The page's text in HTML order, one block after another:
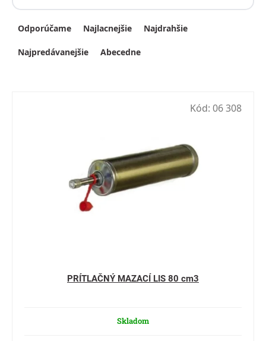
Radenie produktov
Odporúčame Najlacnejšie Najdrahšie
Najpredávanejšie Abecedne
PRÍTLAČNÝ MAZACÍ LIS 80 cm3
Skladom
Kód: 06 308